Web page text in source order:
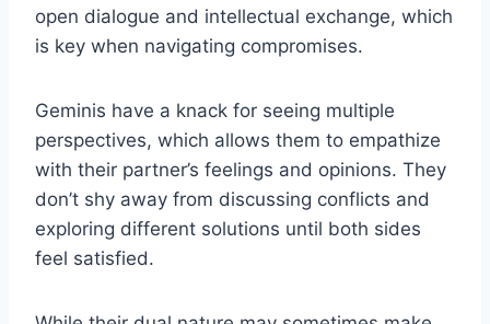
open dialogue and intellectual exchange, which
is key when navigating compromises.
Geminis have a knack for seeing multiple
perspectives, which allows them to empathize
with their partner’s feelings and opinions. They
don’t shy away from discussing conflicts and
exploring different solutions until both sides
feel satisfied.